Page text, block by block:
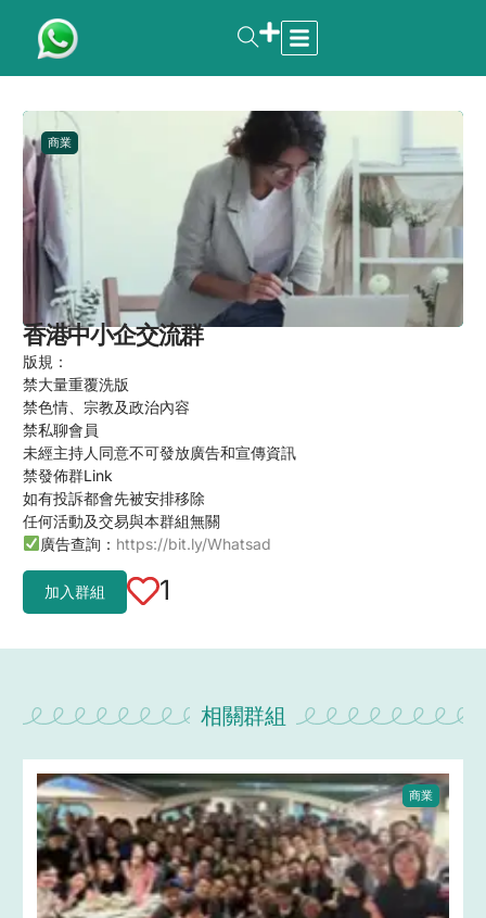
商業
香港中小企交流群
版規：
禁大量重覆洗版
禁色情、宗教及政治內容
禁私聊會員
未經主持人同意不可發放廣告和宣傳資訊
禁發佈群Link
如有投訴都會先被安排移除
任何活動及交易與本群組無關
廣告查詢： https://bit.ly/Whatsad
加入群組 1
相關群組
商業